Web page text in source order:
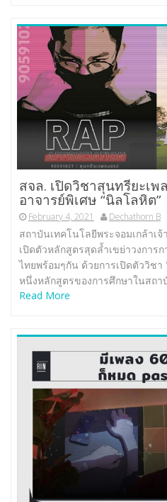
สจล. เปิดวิชาสุนทรียะเพ
อาจารย์พิเศษ “นิลโลหิต”
February 4, 2021 Dechathorn B
สถาบันเทคโนโลยีพระจอมเกล้าเ
เปิดตัวหลักสูตรสุดล้ำเขย่าวงการ
ไทยพร้อมๆกัน ด้วยการเปิดตัววิช
หนึ่งหลักสูตรของการศึกษาในสถา
Read More